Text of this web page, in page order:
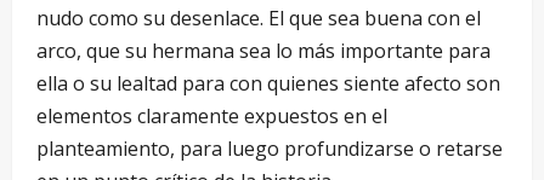
nudo como su desenlace. El que sea buena con el
arco, que su hermana sea lo más importante para
ella o su lealtad para con quienes siente afecto son
elementos claramente expuestos en el
planteamiento, para luego profundizarse o retarse